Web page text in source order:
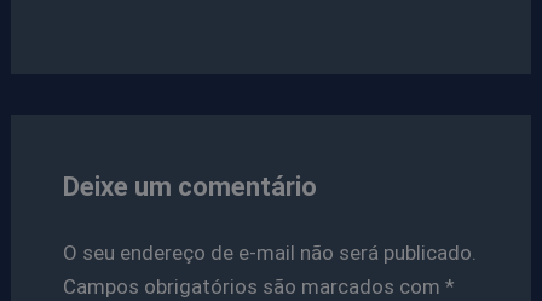
Deixe um comentário
O seu endereço de e-mail não será publicado.
Campos obrigatórios são marcados com *